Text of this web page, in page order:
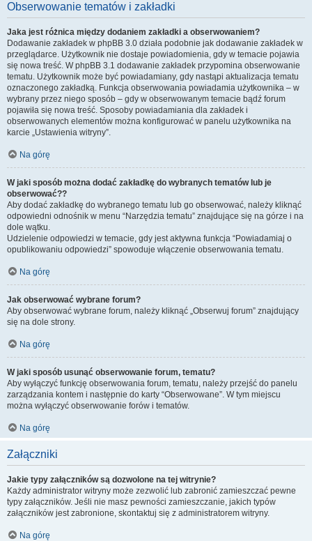
Obserwowanie tematów i zakładki
Jaka jest różnica między dodaniem zakładki a obserwowaniem?
Dodawanie zakładek w phpBB 3.0 działa podobnie jak dodawanie zakładek w
przeglądarce. Użytkownik nie dostaje powiadomienia, gdy w temacie pojawia
się nowa treść. W phpBB 3.1 dodawanie zakładek przypomina obserwowanie
tematu. Użytkownik może być powiadamiany, gdy nastąpi aktualizacja tematu
oznaczonego zakładką. Funkcja obserwowania powiadamia użytkownika – w
wybrany przez niego sposób – gdy w obserwowanym temacie bądź forum
pojawiła się nowa treść. Sposoby powiadamiania dla zakładek i
obserwowanych elementów można konfigurować w panelu użytkownika na
karcie „Ustawienia witryny”.
Na górę
W jaki sposób można dodać zakładkę do wybranych tematów lub je
obserwować??
Aby dodać zakładkę do wybranego tematu lub go obserwować, należy kliknąć
odpowiedni odnośnik w menu “Narzędzia tematu” znajdujące się na górze i na
dole wątku.
Udzielenie odpowiedzi w temacie, gdy jest aktywna funkcja “Powiadamiaj o
opublikowaniu odpowiedzi” spowoduje włączenie obserwowania tematu.
Na górę
Jak obserwować wybrane forum?
Aby obserwować wybrane forum, należy kliknąć „Obserwuj forum” znajdujący
się na dole strony.
Na górę
W jaki sposób usunąć obserwowanie forum, tematu?
Aby wyłączyć funkcję obserwowania forum, tematu, należy przejść do panelu
zarządzania kontem i następnie do karty “Obserwowane”. W tym miejscu
można wyłączyć obserwowanie forów i tematów.
Na górę
Załączniki
Jakie typy załączników są dozwolone na tej witrynie?
Każdy administrator witryny może zezwolić lub zabronić zamieszczać pewne
typy załączników. Jeśli nie masz pewności zamieszczanie, jakich typów
załączników jest zabronione, skontaktuj się z administratorem witryny.
Na górę